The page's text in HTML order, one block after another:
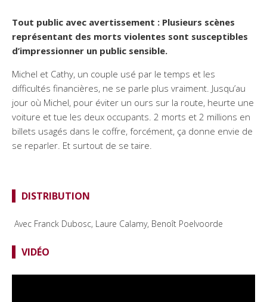
Tout public avec avertissement : Plusieurs scènes
représentant des morts violentes sont susceptibles
d’impressionner un public sensible.
Michel et Cathy, un couple usé par le temps et les
difficultés financières, ne se parle plus vraiment. Jusqu’au
jour où Michel, pour éviter un ours sur la route, heurte une
voiture et tue les deux occupants. 2 morts et 2 millions en
billets usagés dans le coffre, forcément, ça donne envie de
se reparler. Et surtout de se taire.
DISTRIBUTION
Avec Franck Dubosc, Laure Calamy, Benoît Poelvoorde
VIDÉO